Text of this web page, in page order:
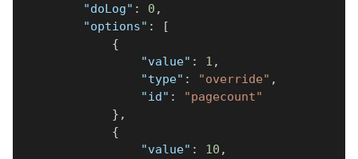
"doLog" : 0 ,
"options" :
[
{
"value" : 1 ,
"type" : "override" ,
"id" :
"pagecount"
} ,
{
"value" : 10 ,